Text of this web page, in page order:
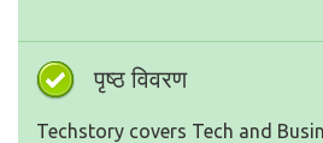
पृष्ठ विवरण
Techstory covers Tech and